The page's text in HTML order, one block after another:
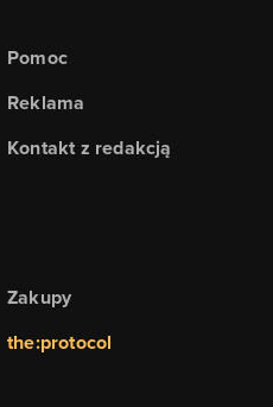
Pomoc
Reklama
Kontakt z redakcją
Zakupy
the:protocol